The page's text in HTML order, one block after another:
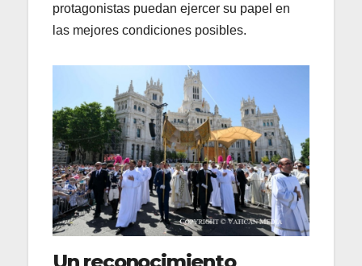
protagonistas puedan ejercer su papel en
las mejores condiciones posibles.